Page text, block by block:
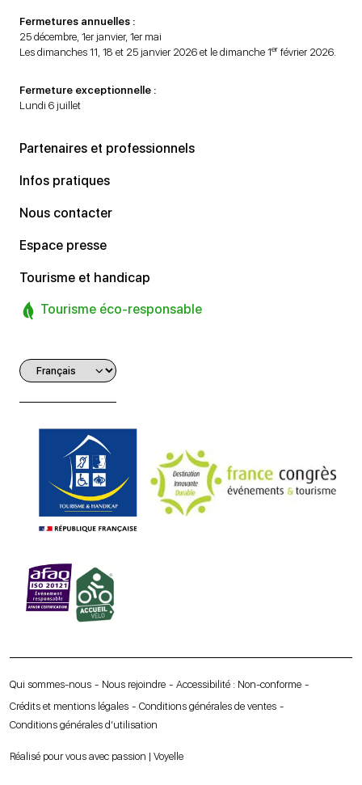
Fermetures annuelles :
25 décembre, 1er janvier, 1er mai
Les dimanches 11, 18 et 25 janvier 2026 et le dimanche 1er février 2026.
Fermeture exceptionnelle :
Lundi 6 juillet
Partenaires et professionnels
Infos pratiques
Nous contacter
Espace presse
Tourisme et handicap
Tourisme éco-responsable
Qui sommes-nous Nous rejoindre
Accessibilité : Non-conforme
Crédits et mentions légales
Conditions générales de ventes
Conditions générales d’utilisation
Réalisé pour vous avec passion | Voyelle